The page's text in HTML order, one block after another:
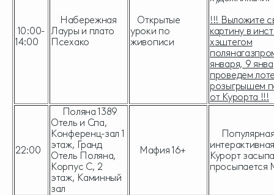
10:00-
14:00
Набережная
Лауры и плато
Псехако
Открытые
уроки по
живописи
!!! Выложите
картину в
хэштегом
января, 9
проведем
розыгрышем
от Курорта !!!
22:00
Поляна 1389
Отель и Спа,
Конференц-зал 1
этаж, Гранд
Отель Поляна,
Корпус С, 2
этаж, Каминный
зал
Мафия 16+
Курорт